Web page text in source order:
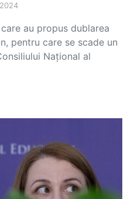
au propus dublarea
pentru care se scade un
Național al